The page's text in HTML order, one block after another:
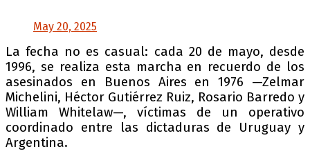
May 20, 2025
La fecha no es casual: cada 20 de mayo, desde
1996, se realiza esta marcha en recuerdo de los
asesinados en Buenos Aires en 1976 —Zelmar
Michelini, Héctor Gutiérrez Ruiz, Rosario Barredo y
William Whitelaw—, víctimas de un operativo
coordinado entre las dictaduras de Uruguay y
Argentina.